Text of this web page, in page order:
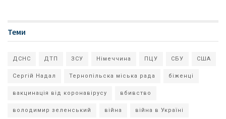
Теми
ДСНС ДТП ЗСУ Німеччина ПЦУ СБУ США
Сергій Надал Тернопільска міська рада біженці
вакцинація від коронавірусу вбивство
володимир зеленський війна війна в Україні